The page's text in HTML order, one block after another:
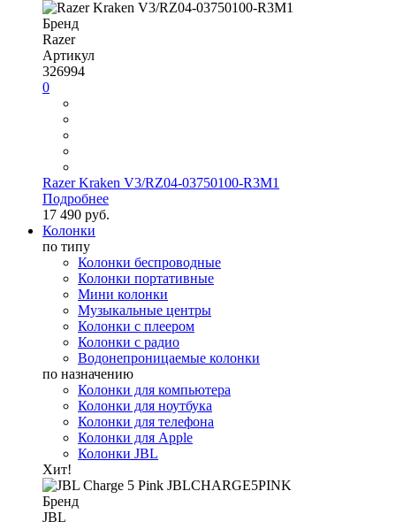
Бренд
Razer
Артикул
326994
0
Razer Kraken V3/RZ04-03750100-R3M1
Подробнее
17 490 руб.
Колонки
по типу
Колонки беспроводные
Колонки портативные
Мини колонки
Музыкальные центры
Колонки с плеером
Колонки с радио
Водонепроницаемые колонки
по назначению
Колонки для компьютера
Колонки для ноутбука
Колонки для телефона
Колонки для Apple
Колонки JBL
Хит!
Бренд
JBL